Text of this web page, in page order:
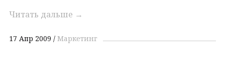
Читать дальше →
17 Апр 2009 Маркетинг